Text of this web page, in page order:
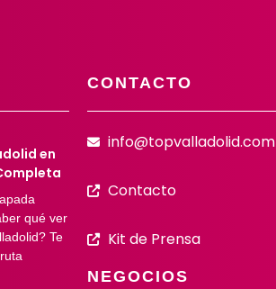
en
qué ver
Te
CONTACTO
info@topvalladolid.com
Contacto
Kit de Prensa
NEGOCIOS